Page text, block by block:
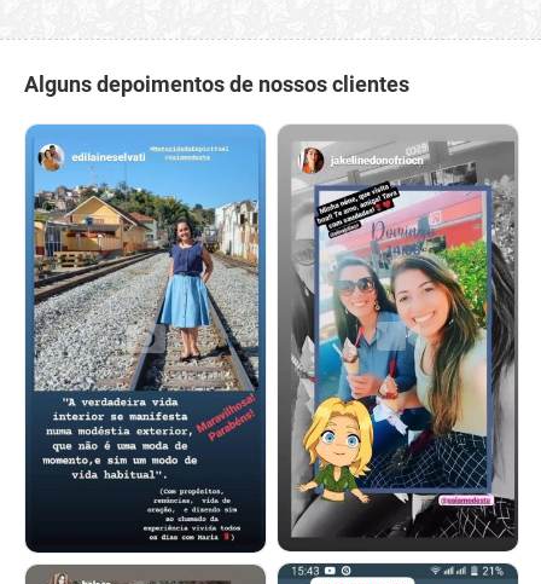
Alguns depoimentos de nossos clientes